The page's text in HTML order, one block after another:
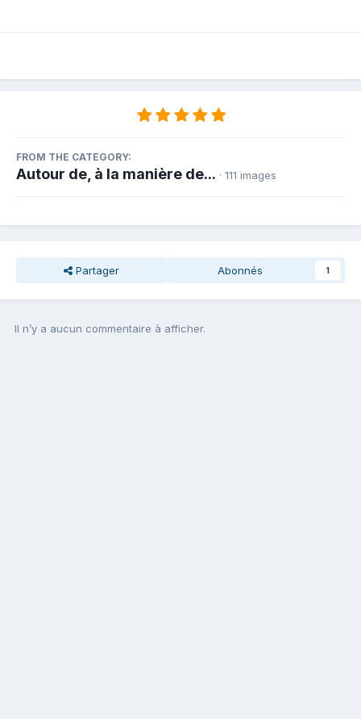
FROM THE CATEGORY:
Autour de, à la manière de... · 111 images
Partager Abonnés 1
Il n’y a aucun commentaire à afficher.